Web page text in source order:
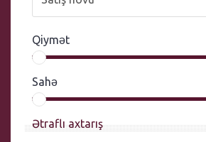
Qiymət
Sahə
Ətraflı axtarış